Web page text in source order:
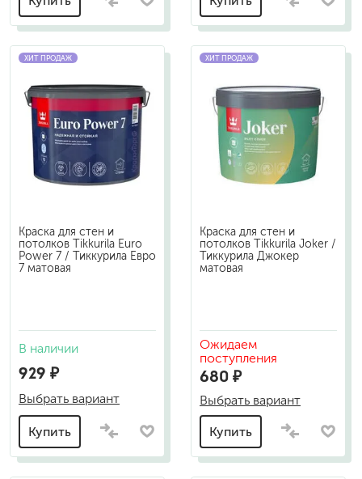
ХИТ ПРОДАЖ
Краска для стен и
потолков Tikkurila Euro
Power 7 / Тиккурила Евро
7 матовая
В наличии
929 ₽
Выбрать вариант
Купить
ХИТ ПРОДАЖ
Краска для стен и
потолков Tikkurila Joker /
Тиккурила Джокер
матовая
Ожидаем
поступления
680 ₽
Выбрать вариант
Купить